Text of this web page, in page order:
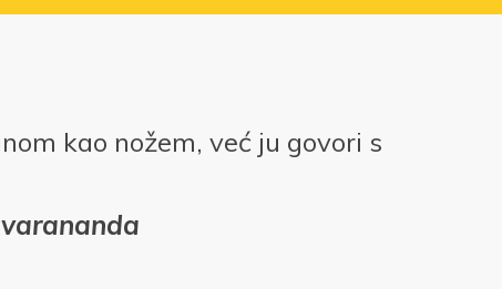
kao nožem, već ju govori s